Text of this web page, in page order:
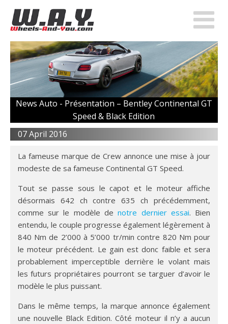
News Auto - Présentation – Bentley Continental GT
Speed & Black Edition
07 April 2016
La fameuse marque de Crew annonce une mise à jour
modeste de sa fameuse Continental GT Speed.
Tout se passe sous le capot et le moteur affiche
désormais 642 ch contre 635 ch précédemment,
comme sur le modèle denotre dernier essai. Bien
entendu, le couple progresse également légèrement à
840 Nm de 2’000 à 5’000 tr/min contre 820 Nm pour
le moteur précédent. Le gain est donc faible et sera
probablement imperceptible derrière le volant mais
les futurs propriétaires pourront se targuer d’avoir le
modèle le plus puissant.
Dans le même temps, la marque annonce également
une nouvelle Black Edition. Côté moteur il n’y a aucun